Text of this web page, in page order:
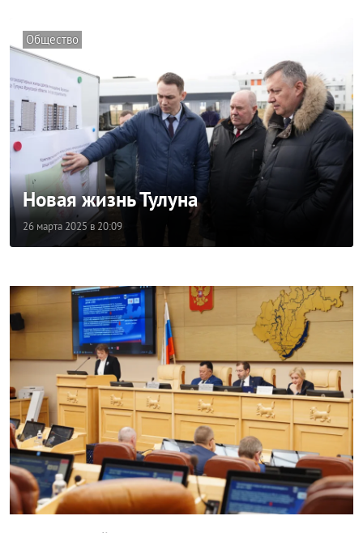
Общество
Новая жизнь Тулуна
26 марта 2025 в 20:09
Общество